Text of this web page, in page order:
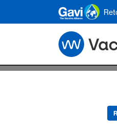
Skip to main content